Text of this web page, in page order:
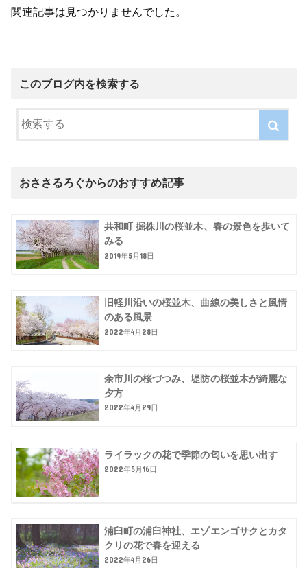
関連記事は見つかりませんでした。
このブログ内を検索する
おささるろぐからのおすすめ記事
共和町 掘株川の桜並木、春の景色を歩いて
みる
2019年5月18日
旧軽川沿いの桜並木、曲線の美しさと風情
のある風景
2022年4月28日
余市川の桜づつみ、堤防の桜並木が綺麗な
夕方
2022年4月29日
ライラックの花で季節の匂いを思い出す
2022年5月16日
浦臼町の浦臼神社、エゾエンゴサクとカタ
クリの花で春を迎える
2022年4月26日